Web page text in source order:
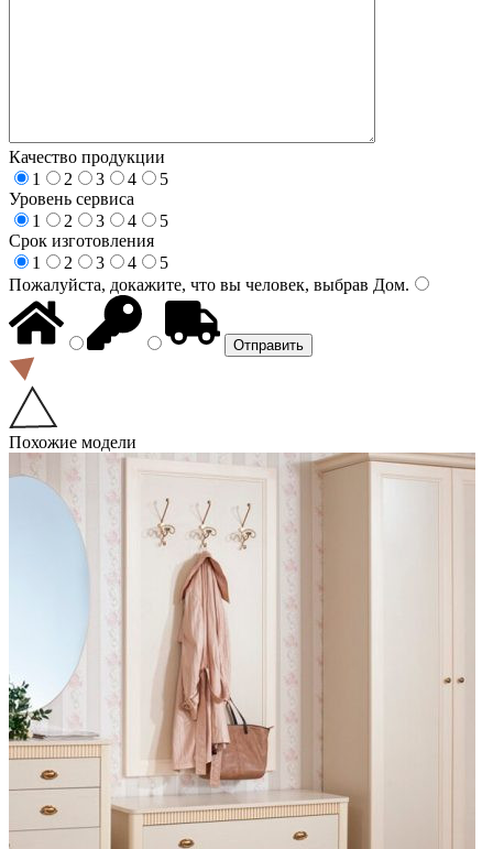
Качество продукции
1
2 3 4
5
Уровень сервиса
1
2 3 4
5
Срок изготовления
1
2 3 4
5
Пожалуйста, докажите, что вы человек, выбрав Дом.
Похожие модели